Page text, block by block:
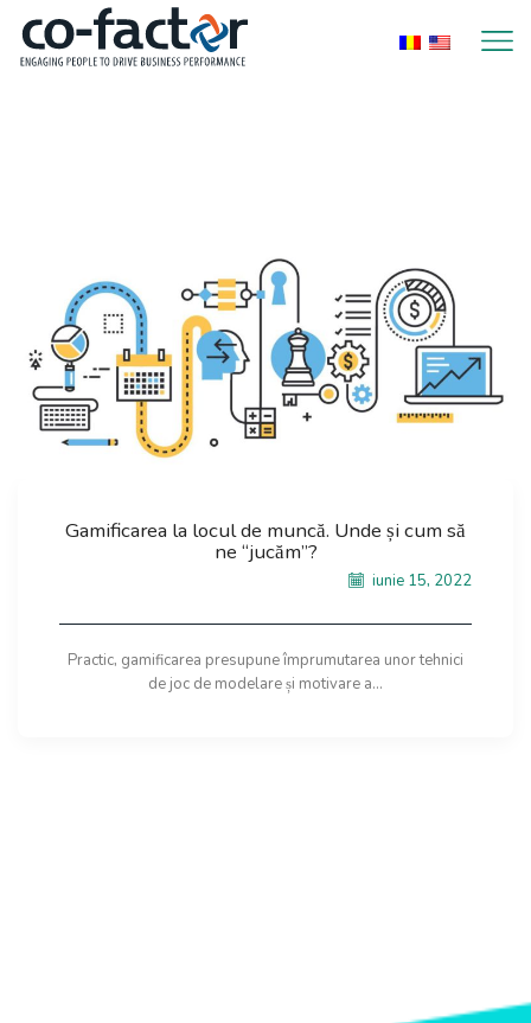
Gamificarea la locul de muncă. Unde și cum să
ne “jucăm”?
iunie 15, 2022
Practic, gamificarea presupune împrumutarea unor tehnici
de joc de modelare și motivare a...